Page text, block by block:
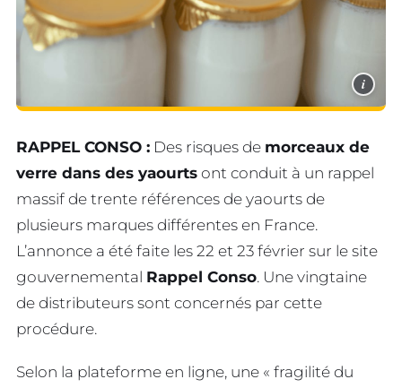
i
RAPPEL CONSO : Des risques de morceaux de
verre dans des yaourts ont conduit à un rappel
massif de trente références de yaourts de
plusieurs marques différentes en France.
L’annonce a été faite les 22 et 23 février sur le site
gouvernemental Rappel Conso. Une vingtaine
de distributeurs sont concernés par cette
procédure.
Selon la plateforme en ligne, une « fragilité du